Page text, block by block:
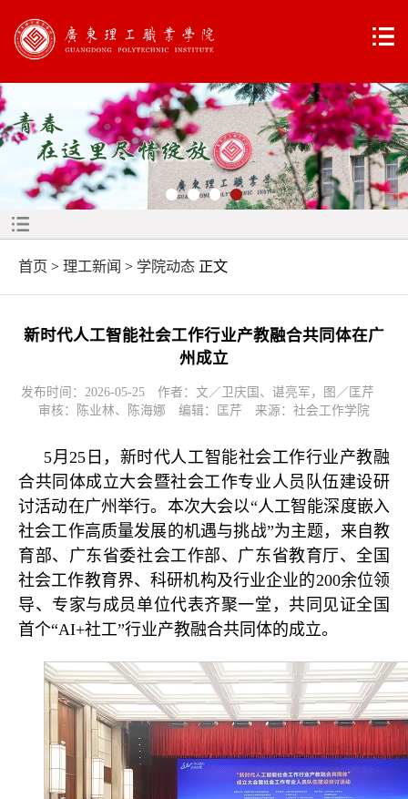
首页 > 理工新闻 > 学院动态 正文
新时代人工智能社会工作行业产教融合共同体在广
州成立
发布时间：2026-05-25 作者：文／卫庆国、谌亮军，图／匡芹
审核：陈业林、陈海娜 编辑：匡芹 来源：社会工作学院
5月25日，新时代人工智能社会工作行业产教融
合共同体成立大会暨社会工作专业人员队伍建设研
讨活动在广州举行。本次大会以“人工智能深度嵌入
社会工作高质量发展的机遇与挑战”为主题，来自教
育部、广东省委社会工作部、广东省教育厅、全国
社会工作教育界、科研机构及行业企业的200余位领
导、专家与成员单位代表齐聚一堂，共同见证全国
首个“AI+社工”行业产教融合共同体的成立。